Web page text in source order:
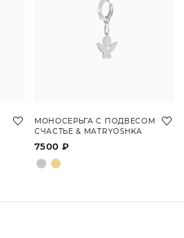
МОНОСЕРЬГА С ПОДВЕСОМ
СЧАСТЬЕ & MATRYOSHKA
7500 ₽